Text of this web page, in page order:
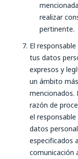
realizar
pertinente.
El
tus datos
expresos y
un ámbito
mencionados.
razón de
el
datos
especificados
comunicación